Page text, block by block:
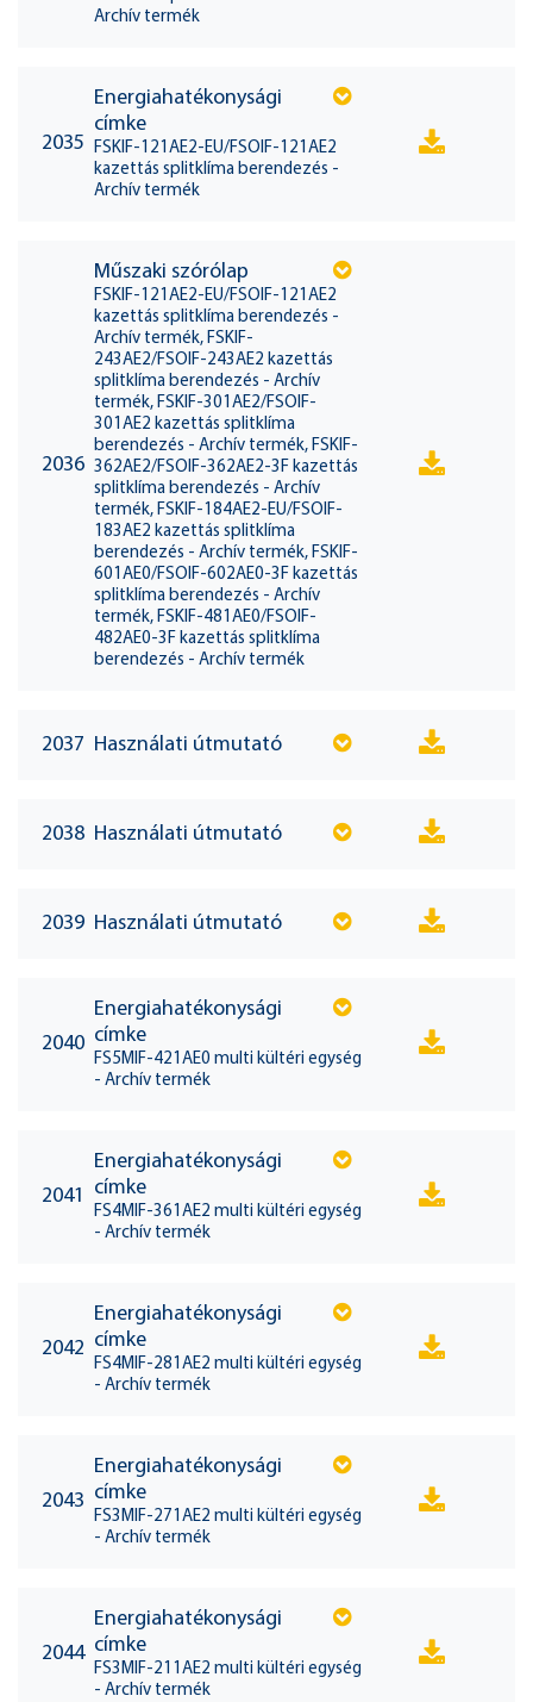
Archív termék
2035
Energiahatékonysági
címke
FSKIF-121AE2-EU/FSOIF-121AE2
kazettás splitklíma berendezés -
Archív termék
2036
Műszaki szórólap
FSKIF-121AE2-EU/FSOIF-121AE2
kazettás splitklíma berendezés -
Archív termék, FSKIF-
243AE2/FSOIF-243AE2 kazettás
splitklíma berendezés - Archív
termék, FSKIF-301AE2/FSOIF-
301AE2 kazettás splitklíma
berendezés - Archív termék, FSKIF-
362AE2/FSOIF-362AE2-3F kazettás
splitklíma berendezés - Archív
termék, FSKIF-184AE2-EU/FSOIF-
183AE2 kazettás splitklíma
berendezés - Archív termék, FSKIF-
601AE0/FSOIF-602AE0-3F kazettás
splitklíma berendezés - Archív
termék, FSKIF-481AE0/FSOIF-
482AE0-3F kazettás splitklíma
berendezés - Archív termék
2037 Használati útmutató
2038 Használati útmutató
2039 Használati útmutató
2040
Energiahatékonysági
címke
FS5MIF-421AE0 multi kültéri egység
- Archív termék
2041
Energiahatékonysági
címke
FS4MIF-361AE2 multi kültéri egység
- Archív termék
2042
Energiahatékonysági
címke
FS4MIF-281AE2 multi kültéri egység
- Archív termék
2043
Energiahatékonysági
címke
FS3MIF-271AE2 multi kültéri egység
- Archív termék
2044
Energiahatékonysági
címke
FS3MIF-211AE2 multi kültéri egység
- Archív termék